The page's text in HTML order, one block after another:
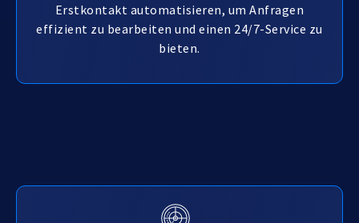
Erstkontakt automatisieren, um Anfragen
effizient zu bearbeiten und einen 24/7-Service zu
bieten.